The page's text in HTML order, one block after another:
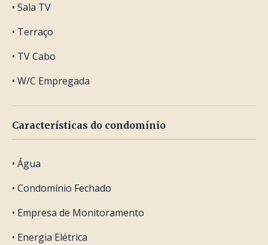
• Sala TV
• Terraço
• TV Cabo
• W/C Empregada
Características do condomínio
• Água
• Condomínio Fechado
• Empresa de Monitoramento
• Energia Elétrica